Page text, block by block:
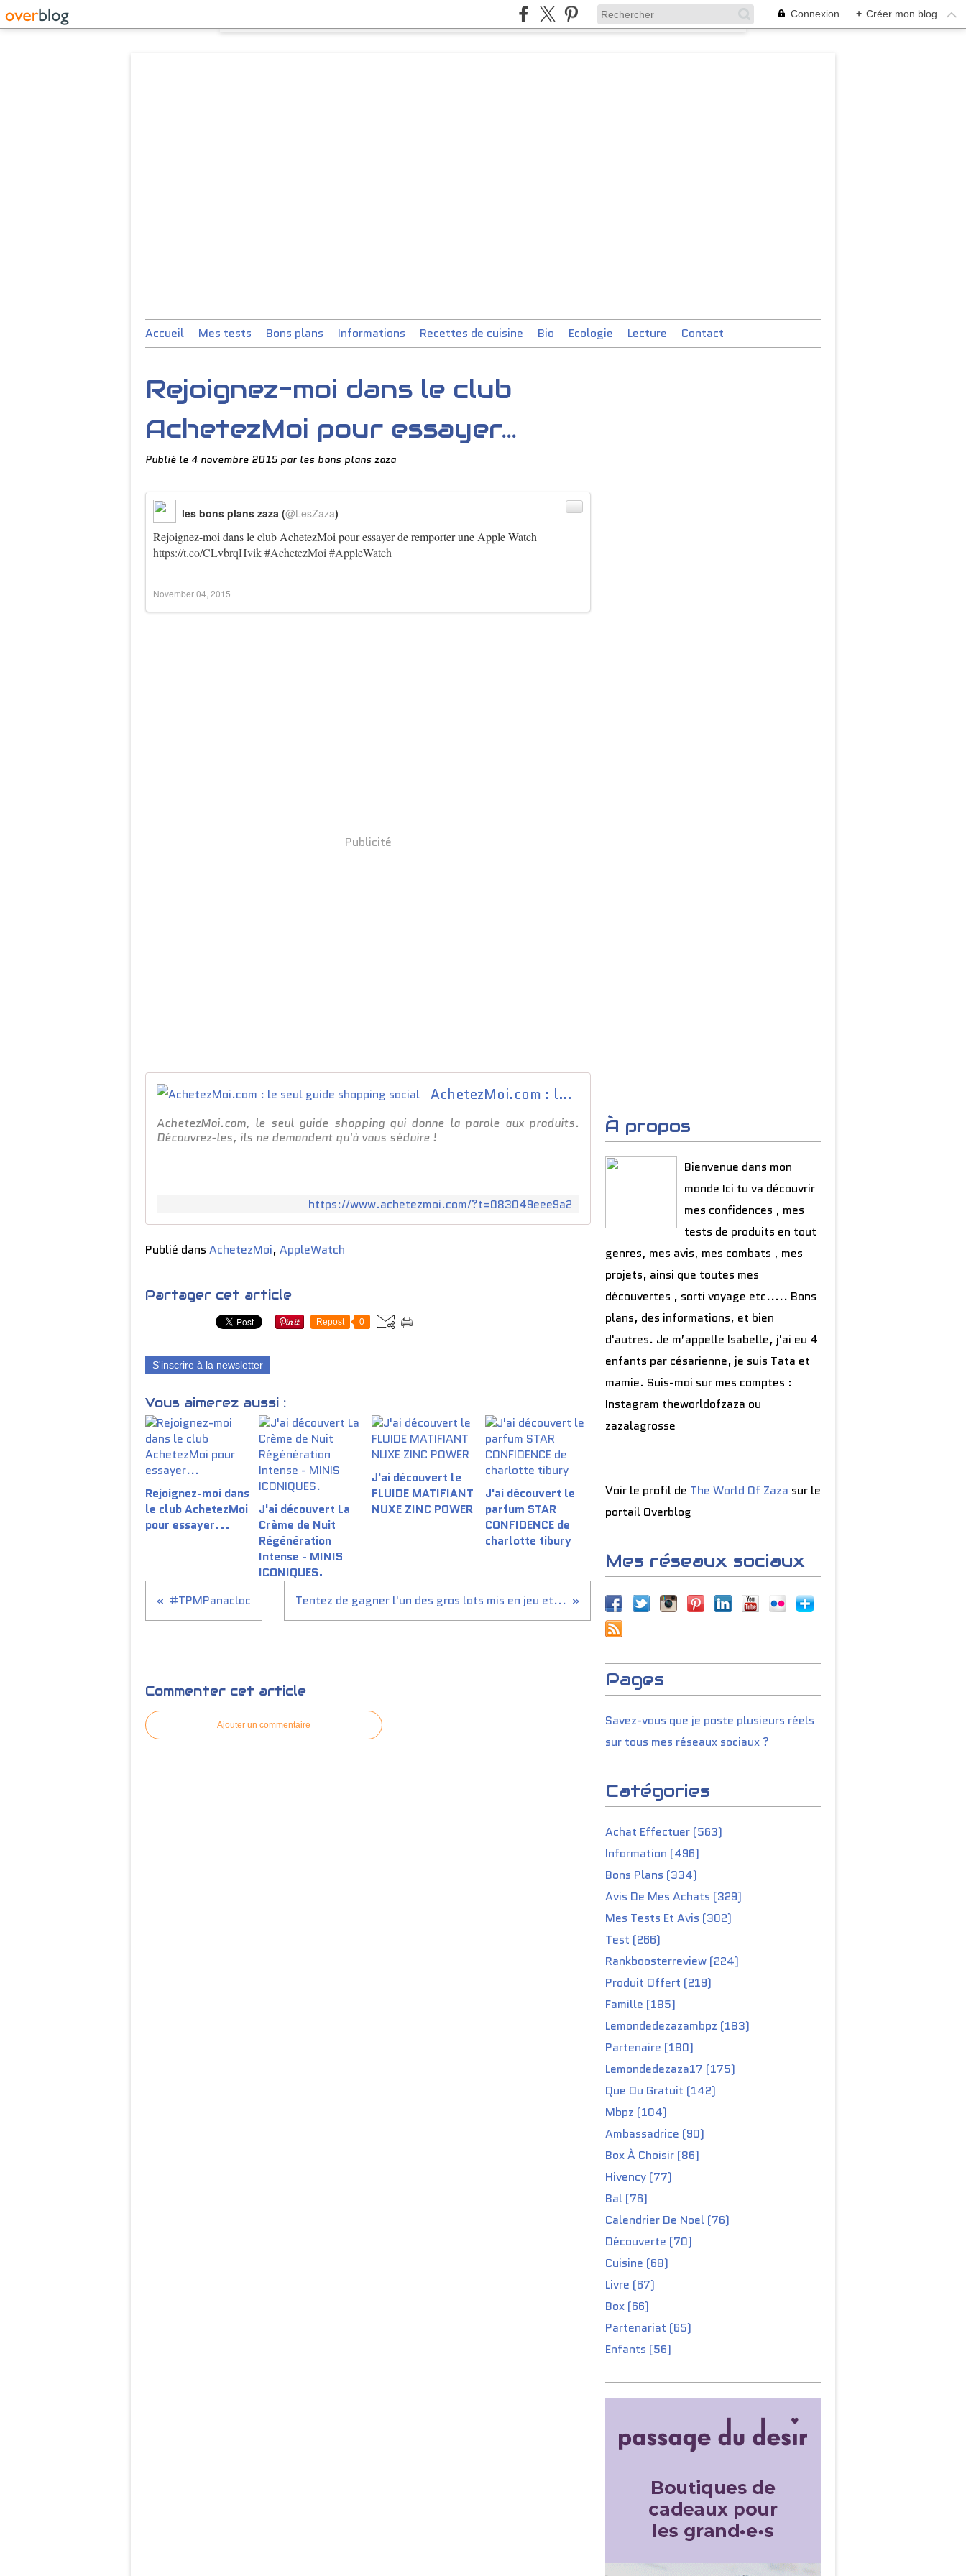
Connexion + Créer mon blog
Accueil Mes tests Bons plans Informations Recettes de cuisine Bio Ecologie Lecture Contact
Rejoignez-moi dans le club
AchetezMoi pour essayer...
Publié le 4 novembre 2015 par les bons plans zaza
Rejoignez-moi dans le club AchetezMoi pour essayer de remporter une Apple Watch
https://t.co/CLvbrqHvik#AchetezMoi #AppleWatch
les bons plans zaza (@LesZaza)
November 04, 2015
Publicité
AchetezMoi.com : le seul guide shopping social
AchetezMoi.com, le seul guide shopping qui donne la parole aux produits.
Découvrez-les, ils ne demandent qu'à vous séduire !
https://www.achetezmoi.com/?t=083049eee9a2
Publié dans AchetezMoi, AppleWatch
Partager cet article
Repost 0
S'inscrire à la newsletter
Vous aimerez aussi :
Rejoignez-moi dans
le club AchetezMoi
pour essayer...
J'ai découvert La
Crème de Nuit
Régénération
Intense - MINIS
ICONIQUES.
J'ai découvert le
FLUIDE MATIFIANT
NUXE ZINC POWER
J'ai découvert le
parfum STAR
CONFIDENCE de
charlotte tibury
#TPMPanacloc Tentez de gagner l'un des gros lots mis en jeu et...
Commenter cet article
Ajouter un commentaire
À propos
Bienvenue dans mon
monde Ici tu va découvrir
mes confidences , mes
tests de produits en tout
genres, mes avis, mes combats , mes
projets, ainsi que toutes mes
découvertes , sorti voyage etc..... Bons
plans, des informations, et bien
d'autres. Je m’appelle Isabelle, j'ai eu 4
enfants par césarienne, je suis Tata et
mamie. Suis-moi sur mes comptes :
Instagram theworldofzaza ou
zazalagrosse
Voir le profil de The World Of Zaza sur le
portail Overblog
Mes réseaux sociaux
Pages
Savez-vous que je poste plusieurs réels
sur tous mes réseaux sociaux ?
Catégories
Achat Effectuer (563)
Information (496)
Bons Plans (334)
Avis De Mes Achats (329)
Mes Tests Et Avis (302)
Test (266)
Rankboosterreview (224)
Produit Offert (219)
Famille (185)
Lemondedezazambpz (183)
Partenaire (180)
Lemondedezaza17 (175)
Que Du Gratuit (142)
Mbpz (104)
Ambassadrice (90)
Box À Choisir (86)
Hivency (77)
Bal (76)
Calendrier De Noel (76)
Découverte (70)
Cuisine (68)
Livre (67)
Box (66)
Partenariat (65)
Enfants (56)